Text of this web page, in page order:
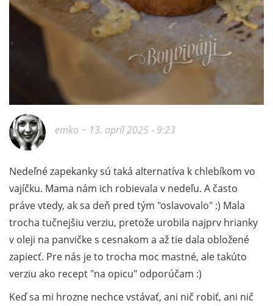
emko ~ 13. apríl 2025 - 9:23
Nedeľné zapekanky sú taká alternatíva k chlebíkom vo
vajíčku. Mama nám ich robievala v nedeľu. A často
práve vtedy, ak sa deň pred tým "oslavovalo" :) Mala
trocha tučnejšiu verziu, pretože urobila najprv hrianky
v oleji na panvičke s cesnakom a až tie dala obložené
zapiecť. Pre nás je to trocha moc mastné, ale takúto
verziu ako recept "na opicu" odporúčam :)
Keď sa mi hrozne nechce vstávať, ani nič robiť, ani nič